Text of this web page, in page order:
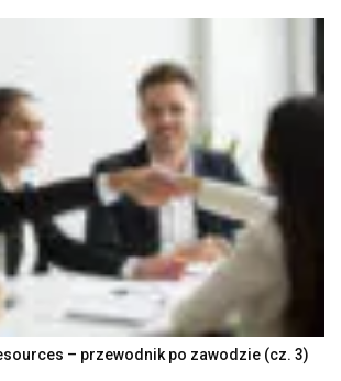
– przewodnik po zawodzie (cz. 3)